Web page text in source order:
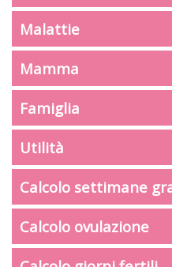
Malattie
Mamma
Famiglia
Utilità
Calcolo settimane
Calcolo ovulazione